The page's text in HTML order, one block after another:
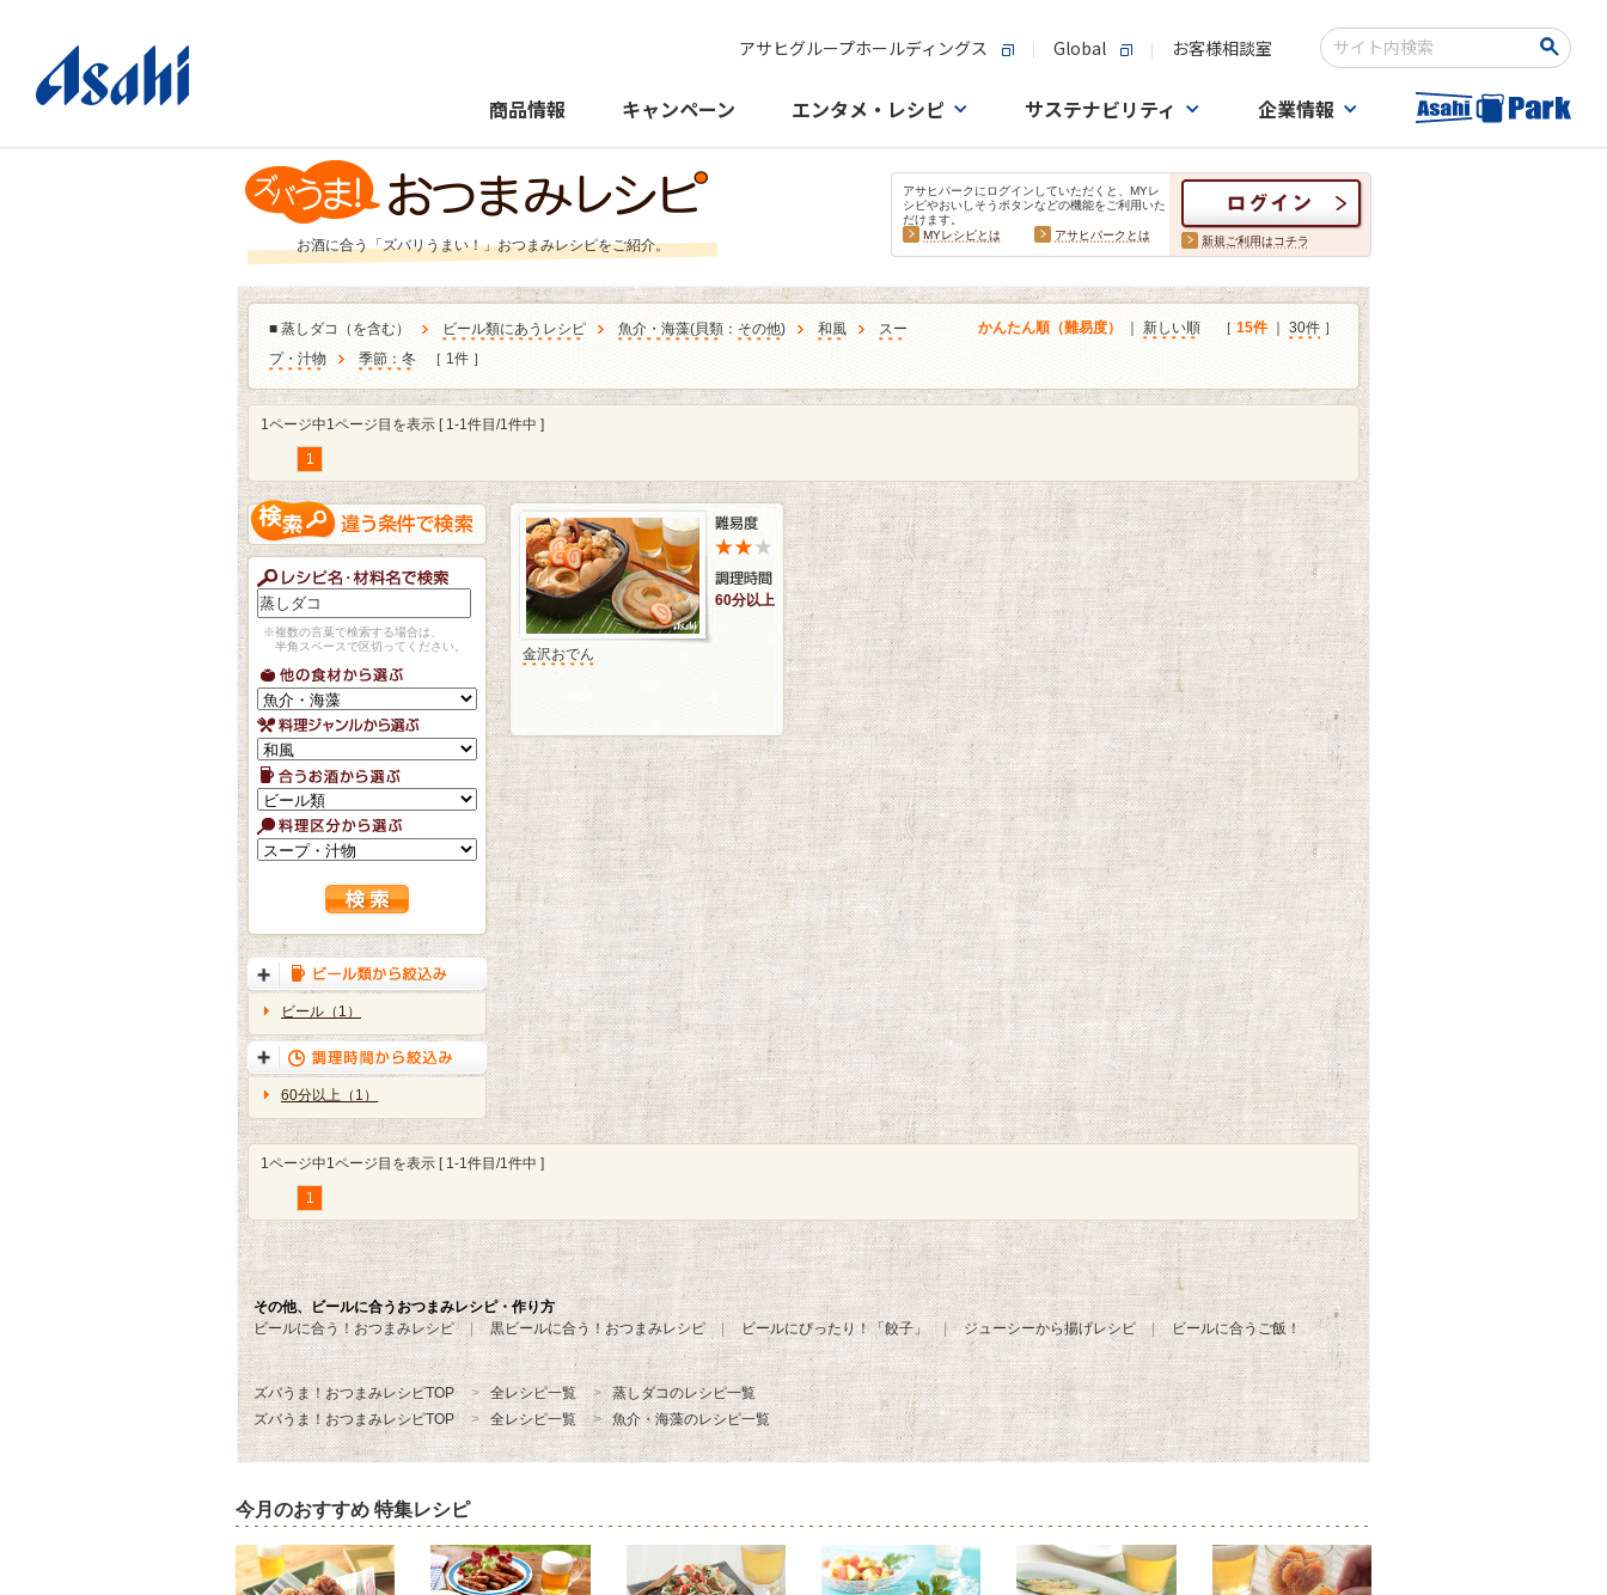
アサヒグループホールディングス Global お客様相談室
検索キーワード入力
商品情報 キャンペーン エンタメ・レシピ サステナビリティ 企業情報
お酒に合う「ズバリうまい！」おつまみレシピをご紹介。
アサヒパークにログインしていただくと、MYレ
シピやおいしそうボタンなどの機能をご利用いた
だけます。
MYレシピとは
アサヒパークとは 新規ご利用はコチラ
■ 蒸しダコ（を含む） ビール類にあうレシピ 魚介・海藻(貝類 ： その他) 和風
スー
プ・汁物
季節：冬 ［ 1件 ］
かんたん順（難易度） 新しい順 ［ 15件｜ 30件 ］
1ページ中1ページ目を表示 [ 1-1件目/1件中 ]
1
※複数の言葉で検索する場合は、
半角スペースで区切ってください。
ビール（1）
60分以上（1）
60分以上
金沢おでん
1ページ中1ページ目を表示 [ 1-1件目/1件中 ]
1
その他、ビールに合うおつまみレシピ・作り方
ビールに合う！おつまみレシピ
黒ビールに合う！おつまみレシピ ビールにぴったり！「餃子」 ジューシーから揚げレシピ ビールに合うご飯！
ズバうま！おつまみレシピTOP 全レシピ一覧
蒸しダコのレシピ一覧
ズバうま！おつまみレシピTOP
全レシピ一覧 魚介・海藻のレシピ一覧
今月のおすすめ 特集レシピ